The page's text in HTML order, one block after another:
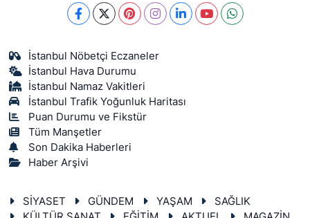
İstanbul Nöbetçi Eczaneler
İstanbul Hava Durumu
İstanbul Namaz Vakitleri
İstanbul Trafik Yoğunluk Haritası
Puan Durumu ve Fikstür
Tüm Manşetler
Son Dakika Haberleri
Haber Arşivi
SİYASET GÜNDEM YAŞAM
SAĞLIK